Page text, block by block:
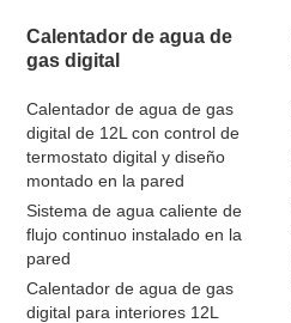
Calentador de agua de
gas digital
Calentador de agua de gas
digital de 12L con control de
termostato digital y diseño
montado en la pared
Sistema de agua caliente de
flujo continuo instalado en la
pared
Calentador de agua de gas
digital para interiores 12L